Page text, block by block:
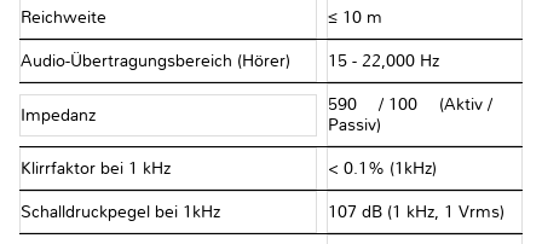
Reichweite ≤ 10 m
Audio-Übertragungsbereich (Hörer) 15 - 22,000 Hz
Impedanz
590 Ω / 100 Ω (Aktiv /
Passiv)
Klirrfaktor bei 1 kHz < 0.1% (1kHz)
Schalldruckpegel bei 1kHz 107 dB (1 kHz, 1 Vrms)